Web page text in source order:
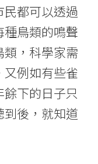
都可以透過
鳥類的鳴聲
，科學家需
例如有些雀
下的日子只
後，就知道